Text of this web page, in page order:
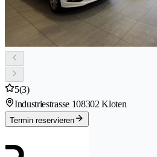
5(3)
Industriestrasse 108302 Kloten
Termin reservieren